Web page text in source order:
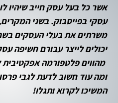
אשר כל בעל עסק חייב שיהיו
עסקי בפייסבוק. בשני
משרתים את בעלי העסקים
יכולים לייצר עבורם חשיפה
מהווים פלטפורמה
ומה עוד חשוב לדעת לגבי
המשיכו לקרוא ותגלו!